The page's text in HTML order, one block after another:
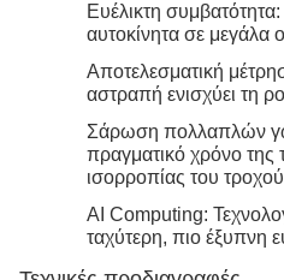
Ευέλικτη
αυτοκίνητα σε μεγάλα
Αποτελεσματική
αστραπή ενισχύει τη
Σάρωση πολλαπλών
πραγματικό χρόνο της
ισορροπίας του τροχού
AI Computing:
ταχύτερη, πιο έξυπνη